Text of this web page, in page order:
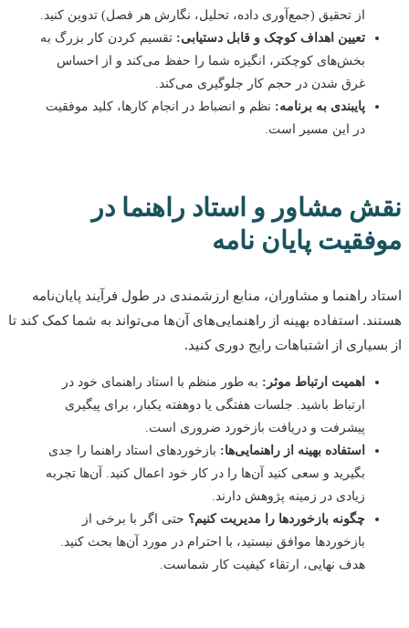
از تحقیق (جمع‌آوری داده، تحلیل، نگارش هر فصل) تدوین کنید.
تعیین اهداف کوچک و قابل دستیابی:تقسیم کردن کار بزرگ به
بخش‌های کوچکتر، انگیزه شما را حفظ می‌کند و از احساس
غرق شدن در حجم کار جلوگیری می‌کند.
پایبندی به برنامه: نظم و انضباط در انجام کارها، کلید موفقیت
در این مسیر است.
مشاور و استاد راهنما در
پایان نامه
راهنما و مشاوران، منابع ارزشمندی در طول فرآیند پایان‌نامه
استفاده بهینه از راهنمایی‌های آن‌ها می‌تواند به شما کمک کند تا
از اشتباهات رایج دوری کنید.
اهمیت ارتباط موثر: به طور منظم با استاد راهنمای خود در
ارتباط باشید. جلسات هفتگی یا دوهفته یکبار، برای پیگیری
پیشرفت و دریافت بازخورد ضروری است.
استفاده بهینه از راهنمایی‌ها:بازخوردهای استاد راهنما را جدی
بگیرید و سعی کنید آن‌ها را در کار خود اعمال کنید. آن‌ها تجربه
زیادی در زمینه پژوهش دارند.
چگونه بازخوردها را مدیریت کنیم؟ حتی اگر با برخی از
بازخوردها موافق نیستید، با احترام در مورد آن‌ها بحث کنید.
هدف نهایی، ارتقاء کیفیت کار شماست.